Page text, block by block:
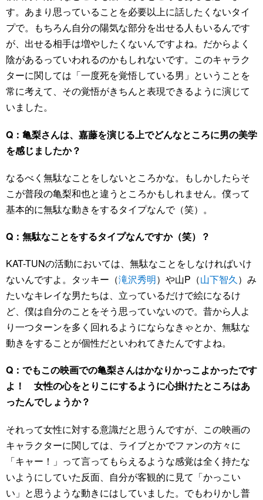
す。あまり思っていることを必要以上に話したくないタイ
プで。もちろん自分の陽気な部分を出せる人もいるんです
が、出せる相手は増やしたくないんですよね。だからよく
陰があるっていわれるのかもしれないです。このキャラク
ターに関しては「一度死を覚悟している男」ということを
常に考えて、その覚悟がきちんと表現できるように演じて
いました。
Q：亀梨さんは、嘉藤を演じる上でどんなところに男の美学
を感じましたか？
なるべく無駄なことをしないところかな。もしかしたらそ
こが普段の亀梨和也と違うところかもしれません。僕って
基本的に無駄な動きをするタイプなんで（笑）。
Q：無駄なことをするタイプなんですか（笑）？
KAT-TUNの活動においては、無駄なことをしなければいけ
ないんですよ。タッキー（滝沢秀明）や山P（山下智久）み
たいなキレイな男たちは、立っているだけで絵になるけ
ど、僕は自分のことをそう思っていないので。昔から人よ
り一つターンを多く回れるようにならなきゃとか、無駄な
動きをすることが個性だといわれてきたんですよね。
Q：でもこの映画での亀梨さんはかなりかっこよかったです
よ！ 女性の心をとりこにするように心掛けたところはあ
ったんでしょうか？
それって女性に対する意識だと思うんですが、この映画の
キャラクターに関しては、ライブとかでファンの方々に
「キャー！」って言ってもらえるような感覚は全く持たな
いようにしていた反面、自分が客観的に見て「かっこい
い」と思うような動きにはしていました。でもわりかし普